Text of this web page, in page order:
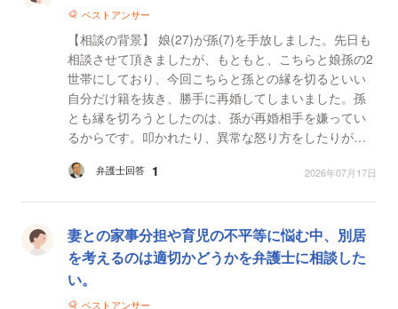
ベストアンサー
【相談の背景】 娘(27)が孫(7)を手放しました。先日も
相談させて頂きましたが、もともと、こちらと娘孫の2
世帯にしており、今回こちらと孫との縁を切るといい
自分だけ籍を抜き、勝手に再婚してしまいました。孫
とも縁を切ろうとしたのは、孫が再婚相手を嫌ってい
るからです。叩かれたり、異常な怒り方をしたりがと
～2ヶ...弁護士回答 1 2026年07月17日
妻との家事分担や育児の不平等に悩む中、別居
を考えるのは適切かどうかを弁護士に相談した
い。
ベストアンサー